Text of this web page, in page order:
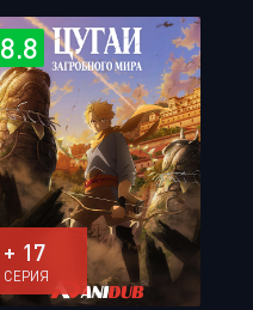
8.8
+ 17
СЕРИЯ